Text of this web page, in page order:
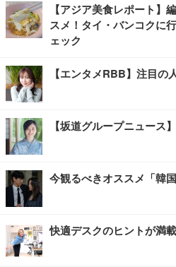
【アジア美食レポート】
スメ！タイ・バンコクに
ェック
【エンタメRBB】注目の
【坂道グループニュース
今観るべきオススメ「韓国
快適デスクのヒントが満